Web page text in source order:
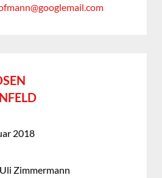
2018
Uli Zimmermann